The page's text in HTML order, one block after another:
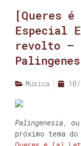
[Queres
Especial
revolto –
Música
Palingenesia , ou
próximo tema do